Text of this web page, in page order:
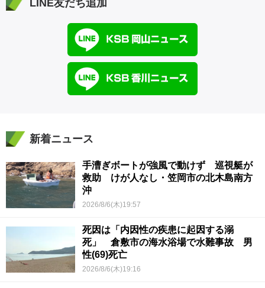
LINE友だち追加
新着ニュース
手漕ぎボートが強風で動けず 巡視艇が
救助 けが人なし・笠岡市の北木島南方
沖
2026/8/6(木)19:57
死因は「内因性の疾患に起因する溺
死」 倉敷市の海水浴場で水難事故 男
性(69)死亡
2026/8/6(木)19:16